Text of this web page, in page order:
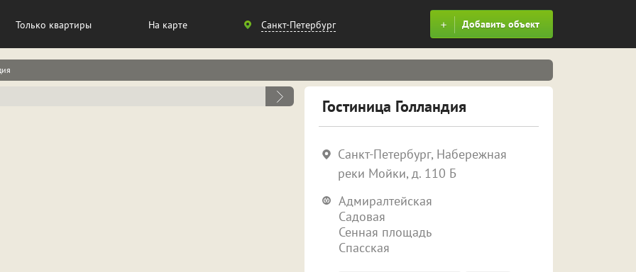
Только квартиры На карте Санкт-Петербург Добавить объект
Гостиница Голландия
Санкт-Петербург, Набережная
реки Мойки, д. 110 Б
Адмиралтейская
Садовая
Сенная площадь
Спасская